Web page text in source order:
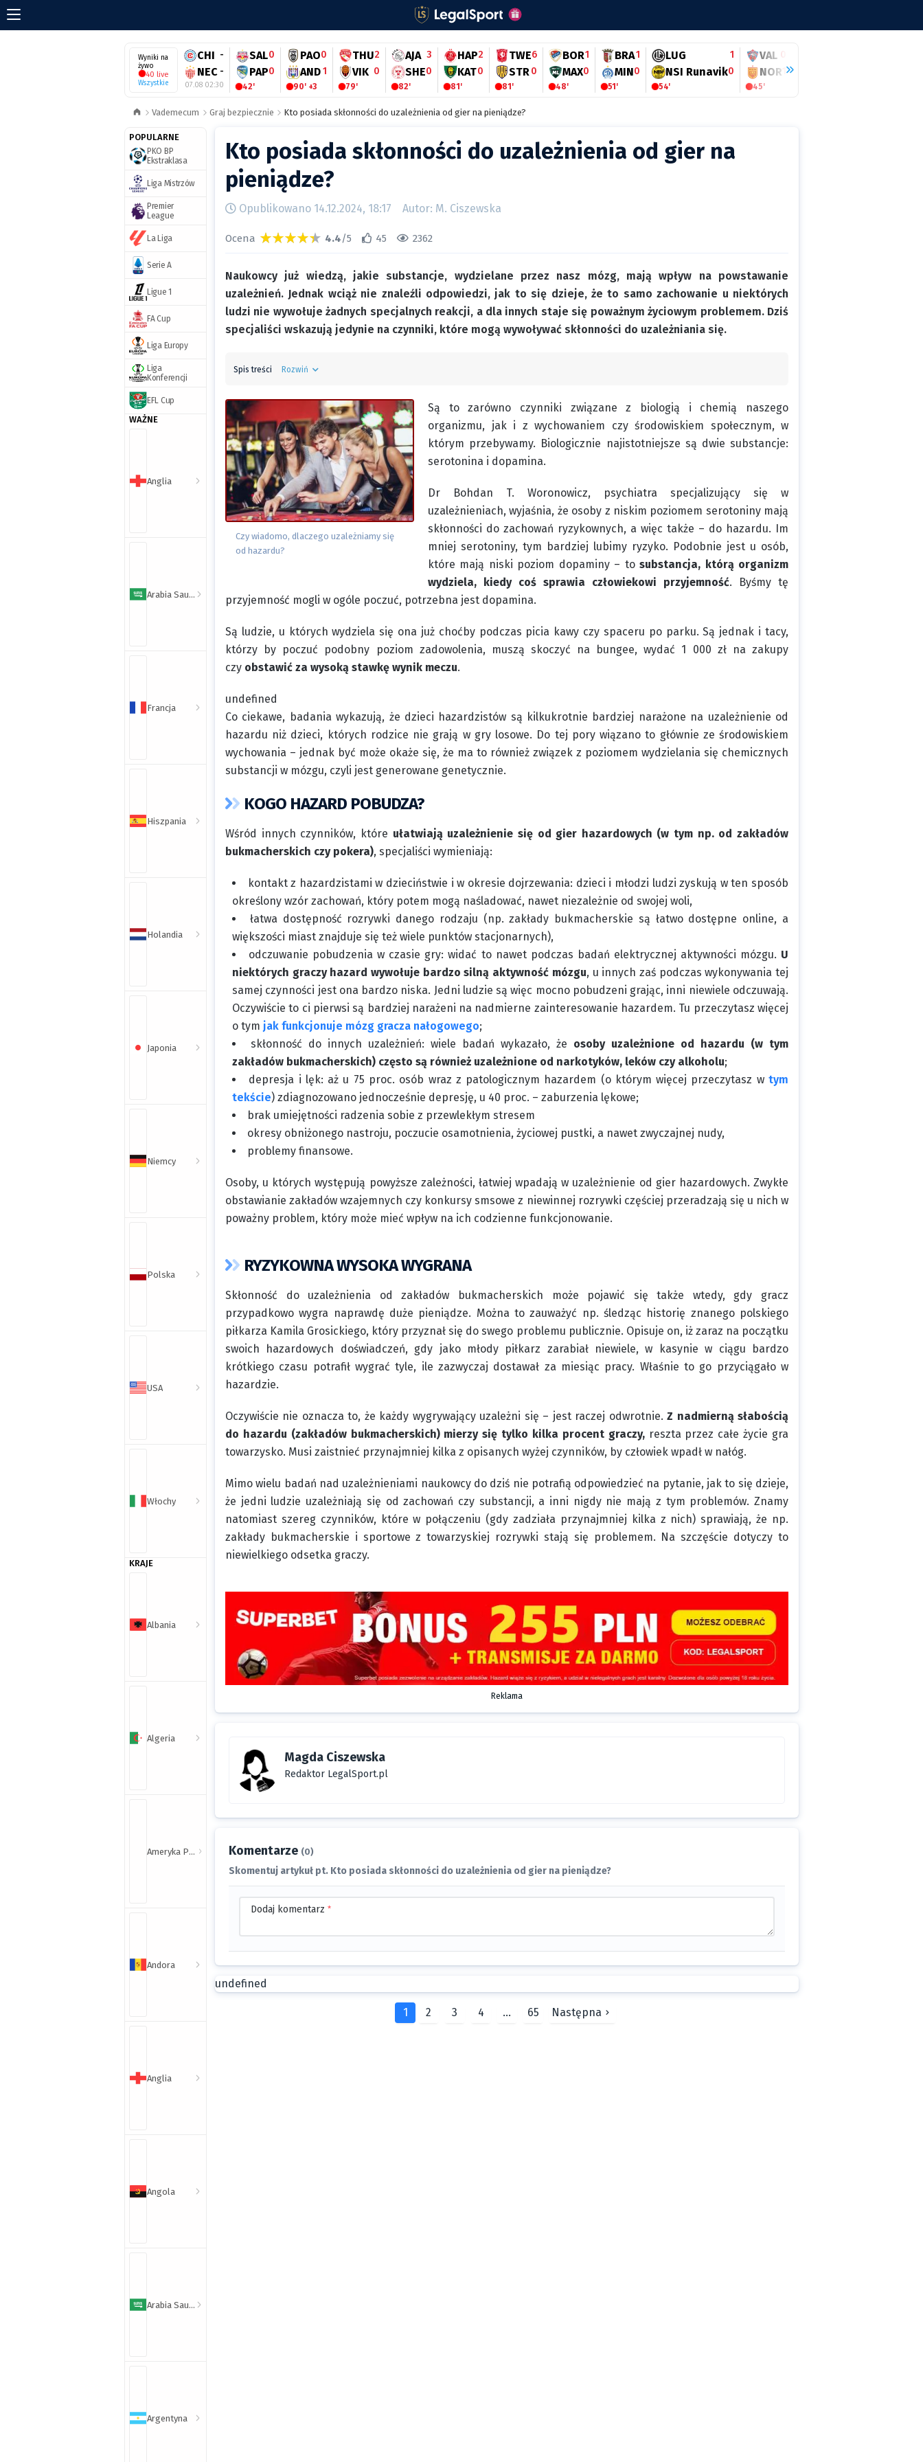
Wyniki na
żywo
40 live
Wszystkie
CHI -
NEC -
07.08 02:30
SAL0
PAP0
42'
PAO0
AND1
90' +3
THU2
VIK 0
79'
AJA 3
SHE0
82'
HAP2
KAT0
81'
TWE6
STR0
81'
BOR1
MAX0
48'
BRA1
MIN0
51'
LUG 1
NSI Runavik0
54'
VAL 0
NOR
45'
Vademecum Graj bezpiecznie Kto posiada skłonności do uzależnienia od gier na pieniądze?
POPULARNE
PKO BP
Ekstraklasa
Liga Mistrzów
Premier
League
La Liga
Serie A
Ligue 1
FA Cup
Liga Europy
Liga
Konferencji
EFL Cup
WAŻNE
Anglia
Arabia Saudyjska
Francja
Hiszpania
Holandia
Japonia
Niemcy
Polska
USA
Włochy
KRAJE
Albania
Algeria
Ameryka Północna i Południowa
Andora
Anglia
Angola
Arabia Saudyjska
Argentyna
Kto posiada skłonności do uzależnienia od gier na
pieniądze?
Opublikowano 14.12.2024, 18:17 Autor: M. Ciszewska
Ocena 4.4/5 45 2362
Naukowcy już wiedzą, jakie substancje, wydzielane przez nasz mózg, mają wpływ na powstawanie
uzależnień. Jednak wciąż nie znaleźli odpowiedzi, jak to się dzieje, że to samo zachowanie u niektórych
ludzi nie wywołuje żadnych specjalnych reakcji, a dla innych staje się poważnym życiowym problemem. Dziś
specjaliści wskazują jedynie na czynniki, które mogą wywoływać skłonności do uzależniania się.
Spis treści Rozwiń
Czy wiadomo, dlaczego uzależniamy się
od hazardu?
Są to zarówno czynniki związane z biologią i chemią naszego
organizmu, jak i z wychowaniem czy środowiskiem społecznym, w
którym przebywamy. Biologicznie najistotniejsze są dwie substancje:
serotonina i dopamina.
Dr Bohdan T. Woronowicz, psychiatra specjalizujący się w
uzależnieniach, wyjaśnia, że osoby z niskim poziomem serotoniny mają
skłonności do zachowań ryzykownych, a więc także – do hazardu. Im
mniej serotoniny, tym bardziej lubimy ryzyko. Podobnie jest u osób,
które mają niski poziom dopaminy – tosubstancja, którą organizm
wydziela, kiedy coś sprawia człowiekowi przyjemność. Byśmy tę
przyjemność mogli w ogóle poczuć, potrzebna jest dopamina.
Są ludzie, u których wydziela się ona już choćby podczas picia kawy czy spaceru po parku. Są jednak i tacy,
którzy by poczuć podobny poziom zadowolenia, muszą skoczyć na bungee, wydać 1 000 zł na zakupy
czy obstawić za wysoką stawkę wynik meczu.
undefined
Co ciekawe, badania wykazują, że dzieci hazardzistów są kilkukrotnie bardziej narażone na uzależnienie od
hazardu niż dzieci, których rodzice nie grają w gry losowe. Do tej pory wiązano to głównie ze środowiskiem
wychowania – jednak być może okaże się, że ma to również związek z poziomem wydzielania się chemicznych
substancji w mózgu, czyli jest generowane genetycznie.
KOGO HAZARD POBUDZA?
Wśród innych czynników, które ułatwiają uzależnienie się od gier hazardowych (w tym np. od zakładów
bukmacherskich czy pokera), specjaliści wymieniają:
kontakt z hazardzistami w dzieciństwie i w okresie dojrzewania: dzieci i młodzi ludzi zyskują w ten sposób
określony wzór zachowań, który potem mogą naśladować, nawet niezależnie od swojej woli,
łatwa dostępność rozrywki danego rodzaju (np. zakłady bukmacherskie są łatwo dostępne online, a
większości miast znajduje się też wiele punktów stacjonarnych),
odczuwanie pobudzenia w czasie gry: widać to nawet podczas badań elektrycznej aktywności mózgu. U
niektórych graczy hazard wywołuje bardzo silną aktywność mózgu, u innych zaś podczas wykonywania tej
samej czynności jest ona bardzo niska. Jedni ludzie są więc mocno pobudzeni grając, inni niewiele odczuwają.
Oczywiście to ci pierwsi są bardziej narażeni na nadmierne zainteresowanie hazardem. Tu przeczytasz więcej
o tym jak funkcjonuje mózg gracza nałogowego;
skłonność do innych uzależnień: wiele badań wykazało, że osoby uzależnione od hazardu (w tym
zakładów bukmacherskich) często są również uzależnione od narkotyków, leków czy alkoholu;
depresja i lęk: aż u 75 proc. osób wraz z patologicznym hazardem (o którym więcej przeczytasz wtym
tekście) zdiagnozowano jednocześnie depresję, u 40 proc. – zaburzenia lękowe;
brak umiejętności radzenia sobie z przewlekłym stresem
okresy obniżonego nastroju, poczucie osamotnienia, życiowej pustki, a nawet zwyczajnej nudy,
problemy finansowe.
Osoby, u których występują powyższe zależności, łatwiej wpadają w uzależnienie od gier hazardowych. Zwykłe
obstawianie zakładów wzajemnych czy konkursy smsowe z niewinnej rozrywki częściej przeradzają się u nich w
poważny problem, który może mieć wpływ na ich codzienne funkcjonowanie.
RYZYKOWNA WYSOKA WYGRANA
Skłonność do uzależnienia od zakładów bukmacherskich może pojawić się także wtedy, gdy gracz
przypadkowo wygra naprawdę duże pieniądze. Można to zauważyć np. śledząc historię znanego polskiego
piłkarza Kamila Grosickiego, który przyznał się do swego problemu publicznie. Opisuje on, iż zaraz na początku
swoich hazardowych doświadczeń, gdy jako młody piłkarz zarabiał niewiele, w kasynie w ciągu bardzo
krótkiego czasu potrafił wygrać tyle, ile zazwyczaj dostawał za miesiąc pracy. Właśnie to go przyciągało w
hazardzie.
Oczywiście nie oznacza to, że każdy wygrywający uzależni się – jest raczej odwrotnie.Z nadmierną słabością
do hazardu (zakładów bukmacherskich) mierzy się tylko kilka procent graczy,reszta przez całe życie gra
towarzysko. Musi zaistnieć przynajmniej kilka z opisanych wyżej czynników, by człowiek wpadł w nałóg.
Mimo wielu badań nad uzależnieniami naukowcy do dziś nie potrafią odpowiedzieć na pytanie, jak to się dzieje,
że jedni ludzie uzależniają się od zachowań czy substancji, a inni nigdy nie mają z tym problemów. Znamy
natomiast szereg czynników, które w połączeniu (gdy zadziała przynajmniej kilka z nich) sprawiają, że np.
zakłady bukmacherskie i sportowe z towarzyskiej rozrywki stają się problemem. Na szczęście dotyczy to
niewielkiego odsetka graczy.
Reklama
Magda Ciszewska
Redaktor LegalSport.pl
Komentarze (0)
Skomentuj artykuł pt. Kto posiada skłonności do uzależnienia od gier na pieniądze?
Dodaj komentarz *
undefined
1 2 3 4 ... 65 Następna